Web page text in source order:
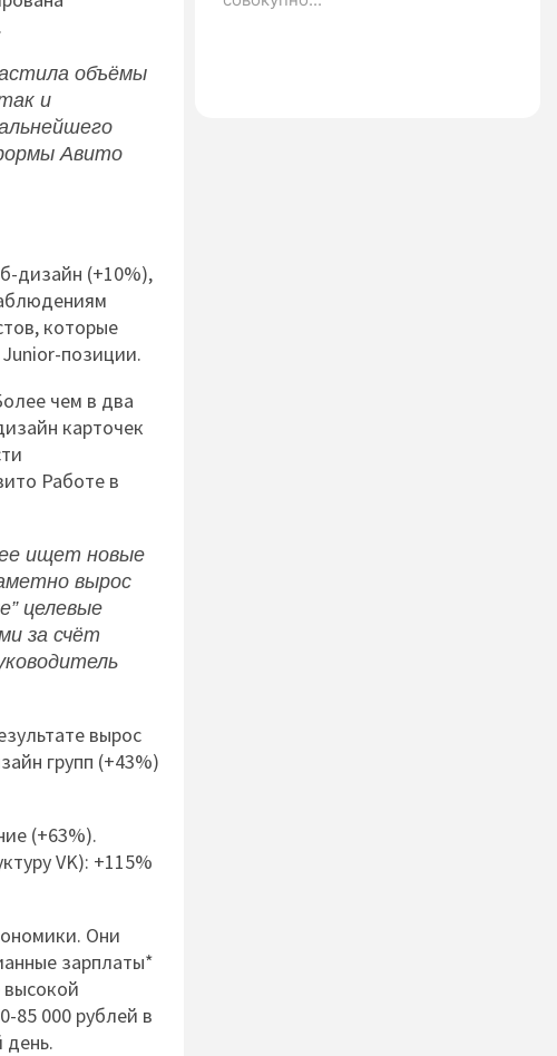
объёмы
и
Авито
дизайн (+10%),
которые
позиции.
чем в два
карточек
Работе в
ищет новые
вырос
целевые
за счёт
вырос
групп (+43%)
(+63%).
VK): +115%
Они
зарплаты*
85 000 рублей в
день.